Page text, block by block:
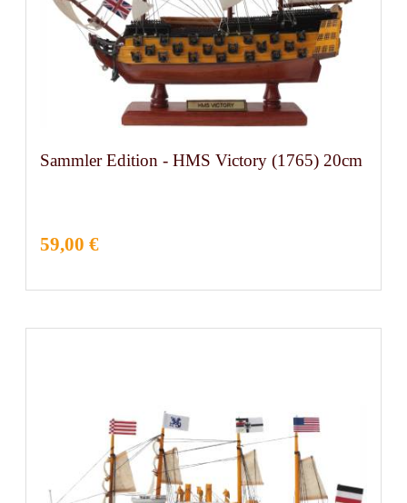
Sammler Edition - HMS Victory (1765) 20cm
59,00 €